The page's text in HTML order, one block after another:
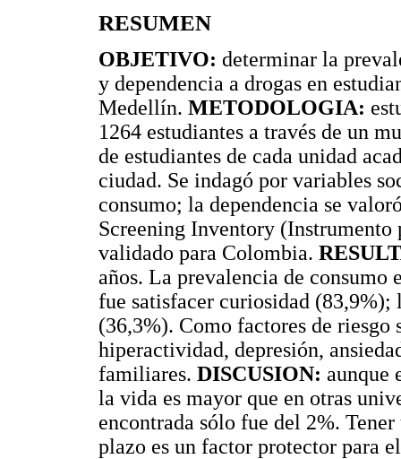
RESUMEN
OBJETIVO: determinar la
y dependencia a drogas en
Medellín. METODOLOGIA:
1264 estudiantes a través de un
de estudiantes de cada unidad
ciudad. Se indagó por variables
consumo; la dependencia se
Screening Inventory (Instrumento
validado para Colombia.
años. La prevalencia de
fue satisfacer curiosidad (83,9%);
(36,3%). Como factores de
hiperactividad, depresión,
familiares. DISCUSION: aunque
la vida es mayor que en otras
encontrada sólo fue del 2%.
plazo es un factor protector para